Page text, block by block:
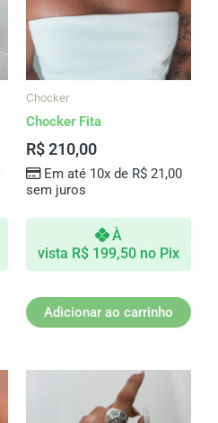
Chocker
Chocker Fita
R$210,00
Em até 10x de R$21,00
sem juros
À
vista R$ 199,50 no Pix
Adicionar ao carrinho
Este
produto